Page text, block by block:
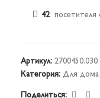
42 посетителя
Артикул: 2700450.030
Категория: Для дома
Поделиться: